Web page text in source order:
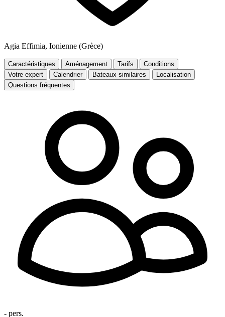
Agia Effimia, Ionienne (Grèce)
Caractéristiques Aménagement Tarifs
Conditions
Votre expert
Calendrier Bateaux similaires
Localisation
Questions fréquentes
- pers.